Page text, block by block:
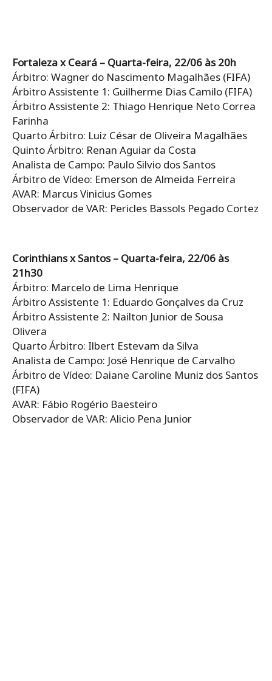
Fortaleza x Ceará – Quarta-feira, 22/06 às 20h
Árbitro: Wagner do Nascimento Magalhães (FIFA)
Árbitro Assistente 1: Guilherme Dias Camilo (FIFA)
Árbitro Assistente 2: Thiago Henrique Neto Correa
Farinha
Quarto Árbitro: Luiz César de Oliveira Magalhães
Quinto Árbitro: Renan Aguiar da Costa
Analista de Campo: Paulo Silvio dos Santos
Árbitro de Vídeo: Emerson de Almeida Ferreira
AVAR: Marcus Vinicius Gomes
Observador de VAR: Pericles Bassols Pegado Cortez
Corinthians x Santos – Quarta-feira, 22/06 às
21h30
Árbitro: Marcelo de Lima Henrique
Árbitro Assistente 1: Eduardo Gonçalves da Cruz
Árbitro Assistente 2: Nailton Junior de Sousa
Olivera
Quarto Árbitro: Ilbert Estevam da Silva
Analista de Campo: José Henrique de Carvalho
Árbitro de Vídeo: Daiane Caroline Muniz dos Santos
(FIFA)
AVAR: Fábio Rogério Baesteiro
Observador de VAR: Alicio Pena Junior